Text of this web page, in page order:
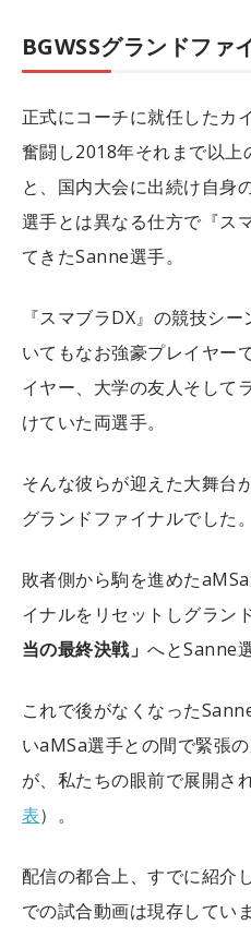
BGWSSグランドファ
正式にコーチに就任したカ
奮闘し2018年それまで以
と、国内大会に出続け自身
選手とは異なる仕方で『ス
てきたSanne選手。
『スマブラDX』の競技シ
いてもなお強豪プレイヤー
イヤー、大学の友人そして
けていた両選手。
そんな彼らが迎えた大舞台
グランドファイナルでした。
敗者側から駒を進めた
イナルをリセットしグラン
当の最終決戦」へとSanne
これで後がなくなった
いaMSa選手との間で緊張
が、私たちの眼前で展開さ
表）。
配信の都合上、すでに紹介
での試合動画は現存してい